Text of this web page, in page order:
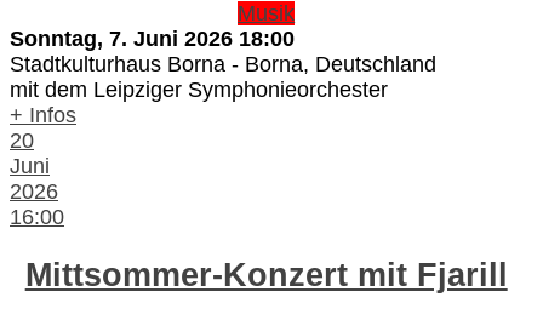
Musik
Sonntag, 7. Juni 2026 18:00
Stadtkulturhaus Borna - Borna, Deutschland
mit dem Leipziger Symphonieorchester
+ Infos
20
Juni
2026
16:00
Mittsommer-Konzert mit Fjarill